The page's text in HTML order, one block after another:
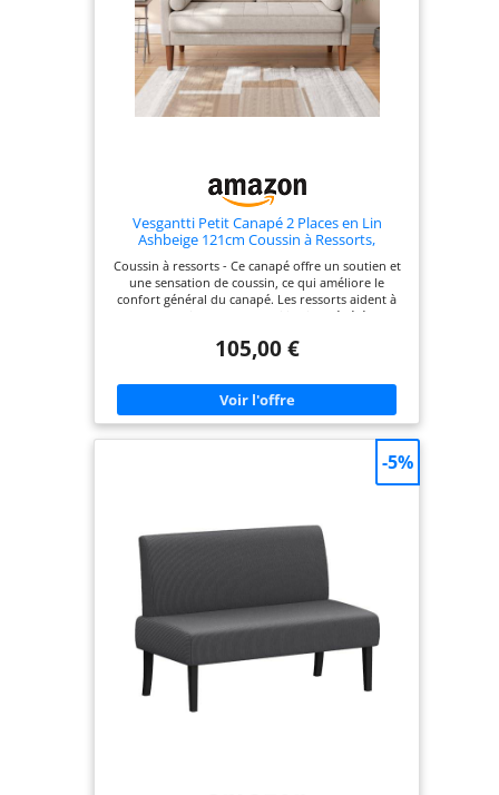
Vesgantti Petit Canapé 2 Places en Lin
Ashbeige 121cm Coussin à Ressorts,
Accoudoirs, Salon Moderne, Causeuse Fixe
Coussin à ressorts - Ce canapé offre un soutien et
une sensation de coussin, ce qui améliore le
confort général du canapé. Les ressorts aident à
absorber l'impact d'une utilisation répétée et
rapidement. Cela prolonge la durée de vie du petit
fréquemment Mousse haute résilience - Ce canapé
de salon en mousse de qualité supérieure offre
une assise confortable et un soutien stable pour
votre corps. La haute résilience signifie qu'il peut
forme et ses propriétés de soutien au fil du temps,
même si vous vous asseyez et vous allongez
haute qualité, qui est moins susceptible de se
déformer ou de se fissurer avec le temps. Des
patins antidérapants sont également placés sous
les pieds pour éviter que le causeuse ne glisse ou
ne blesse le sol. Avec une capacité de charge
maximale de 400 kg, il convient parfaitement à la
maison et au travail Fibres aérées et résistantes -
Le canapé en lin a une excellente respirabilité, ce
qui le rend idéal par temps chaud. Il absorbe
l'humidité et sèche rapidement, ce qui évite au
tissu de donner l'impression d'être humide. Les
fibres de lin sont robustes et peuvent résister à
105,00 €
-5%